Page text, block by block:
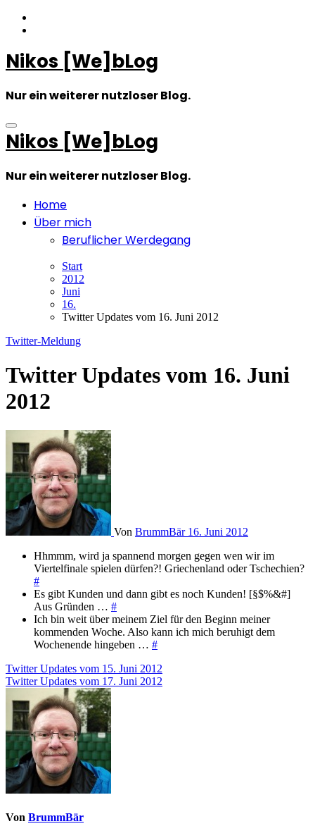
Zum
Inhalt
Nikos [We]bLog
Nur ein weiterer nutzloser Blog.
Nikos [We]bLog
Nur ein weiterer nutzloser Blog.
Home
Über mich
Beruflicher Werdegang
Start
2012
Juni
16.
Twitter Updates vom 16. Juni 2012
Twitter-Meldung
Twitter Updates vom 16. Juni
2012
Von BrummBär 16. Juni 2012
Hhmmm, wird ja spannend morgen gegen wen wir im
Viertelfinale spielen dürfen?! Griechenland oder Tschechien?
#
Es gibt Kunden und dann gibt es noch Kunden! [§$%&#]
Aus Gründen … #
Ich bin weit über meinem Ziel für den Beginn meiner
kommenden Woche. Also kann ich mich beruhigt dem
Wochenende hingeben … #
Beitragsnavigation
Twitter Updates vom 15. Juni 2012
Twitter Updates vom 17. Juni 2012
Von BrummBär